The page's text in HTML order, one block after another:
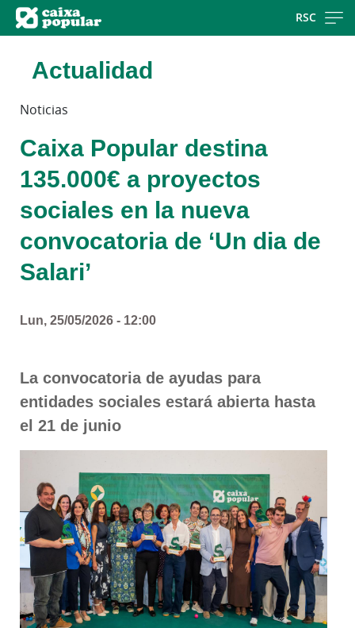
RSC
Actualidad
Noticias
Caixa Popular destina
135.000€ a proyectos
sociales en la nueva
convocatoria de ‘Un dia de
Salari’
Lun, 25/05/2026 - 12:00
La convocatoria de ayudas para
entidades sociales estará abierta hasta
el 21 de junio